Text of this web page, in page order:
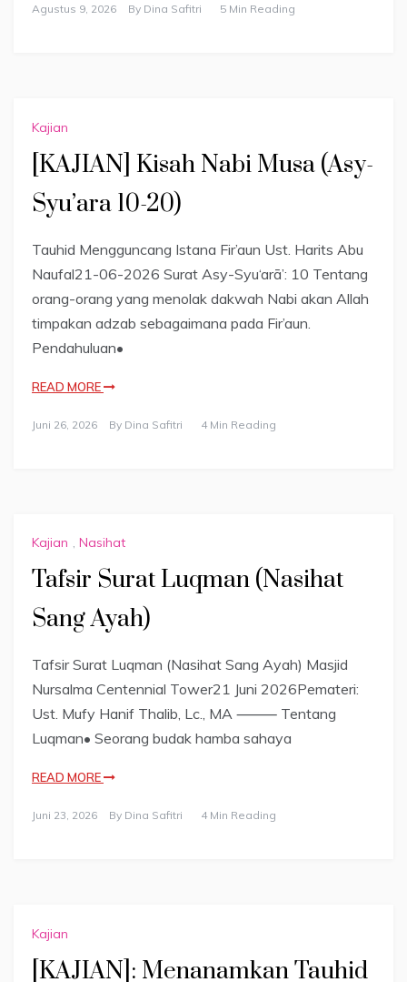
Agustus 9, 2026 By Dina Safitri 5 Min Reading
Kajian
[KAJIAN] Kisah Nabi Musa (Asy-
Syu’ara 10-20)
Tauhid Mengguncang Istana Fir’aun Ust. Harits Abu
Naufal21-06-2026 Surat Asy-Syu‘arā’: 10 Tentang
orang-orang yang menolak dakwah Nabi akan Allah
timpakan adzab sebagaimana pada Fir’aun.
Pendahuluan•
READ MORE
Juni 26, 2026 By Dina Safitri 4 Min Reading
Kajian , Nasihat
Tafsir Surat Luqman (Nasihat
Sang Ayah)
Tafsir Surat Luqman (Nasihat Sang Ayah) Masjid
Nursalma Centennial Tower21 Juni 2026Pemateri:
Ust. Mufy Hanif Thalib, Lc., MA ⸻ Tentang
Luqman• Seorang budak hamba sahaya
READ MORE
Juni 23, 2026 By Dina Safitri 4 Min Reading
Kajian
[KAJIAN]: Menanamkan Tauhid